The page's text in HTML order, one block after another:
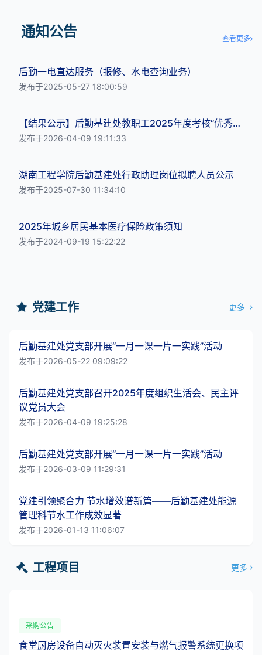
通知公告 查看更多
后勤一电直达服务（报修、水电查询业务）
发布于2025-05-27 18:00:59
【结果公示】后勤基建处教职工2025年度考核“优秀”等级名单公示
发布于2026-04-09 19:11:33
湖南工程学院后勤基建处行政助理岗位拟聘人员公示
发布于2025-07-30 11:34:10
2025年城乡居民基本医疗保险政策须知
发布于2024-09-19 15:22:22
党建工作 更多
后勤基建处党支部开展“一月一课一片一实践”活动
发布于2026-05-22 09:09:22
后勤基建处党支部召开2025年度组织生活会、民主评
议党员大会
发布于2026-04-09 19:25:28
后勤基建处党支部开展“一月一课一片一实践”活动
发布于2026-03-09 11:29:31
党建引领聚合力 节水增效谱新篇——后勤基建处能源
管理科节水工作成效显著
发布于2026-01-13 11:06:07
工程项目 更多
采购公告
食堂厨房设备自动灭火装置安装与燃气报警系统更换项